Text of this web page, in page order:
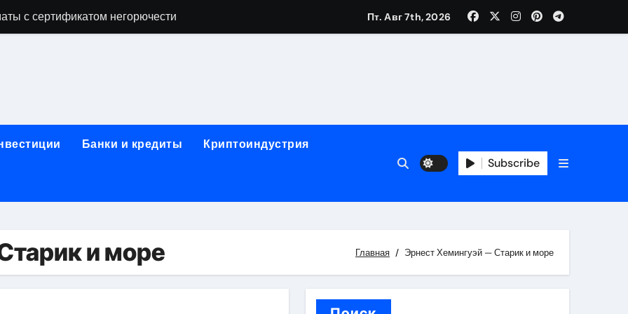
с сертификатом негорючести
и направляющих для конвейерных лент
лотков для хранения электронных компонентов
этапы строительства, проверка застройщика и сценарии оформления сделки
информация о сельскохозяйственных предприятиях
станций серий T330 и T990
Пт. Авг 7th, 2026
Банки и кредиты Криптоиндустрия
Subscribe
и море Главная Эрнест Хемингуэй — Старик и море